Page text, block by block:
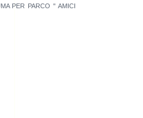
PER PARCO " AMICI